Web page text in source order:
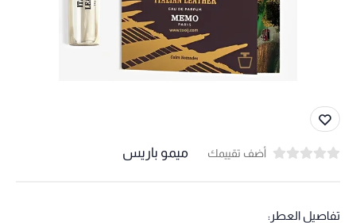
أضف تقييمك ميمو باريس
تفاصيل العطر: